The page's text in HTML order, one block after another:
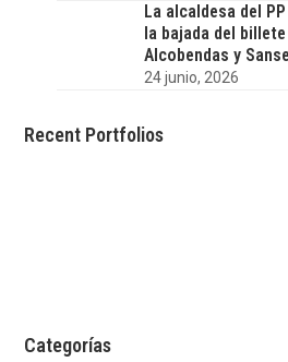
La alcaldesa del
la bajada del
Alcobendas y Sanse
24 junio, 2026
Recent Portfolios
Categorías